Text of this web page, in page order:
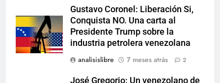
Gustavo Coronel: Liberación Si,
Conquista NO. Una carta al
Presidente Trump sobre la
industria petrolera venezolana
analisislibre
7 meses atrás 2
José Gregorio: Un venezolano de